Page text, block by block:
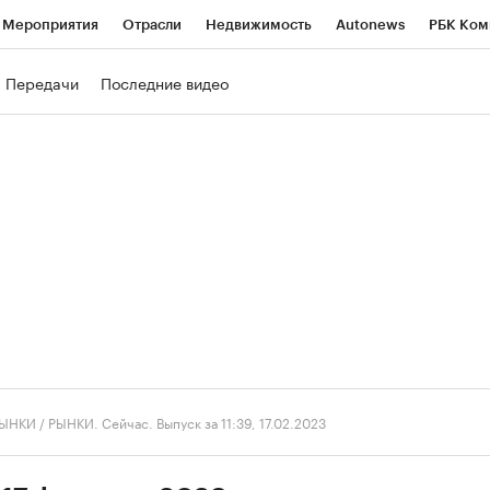
Мероприятия Отрасли Недвижимость Autonews РБК
Передачи Последние видео
/ РЫНКИ. Сейчас. Выпуск за 11:39, 17.02.2023